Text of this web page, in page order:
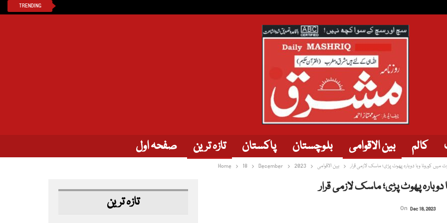
TRENDING
صفحہ اول تازہ ترین پاکستان بلوچستان بین الاقوامی کالم
Home 18 December 2023 بین الاقوامی میں کورونا وبا دوبارہ پھوٹ پڑی؛ ماسک لازمی قرار
دوبارہ پھوٹ پڑی؛ ماسک لازمی قرار
On Dec 18, 2023 تازہ ترین